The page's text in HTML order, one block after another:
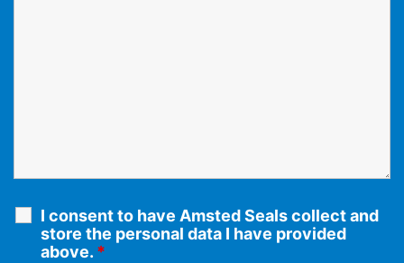
I consent to have Amsted Seals collect and
store the personal data I have provided
above. *